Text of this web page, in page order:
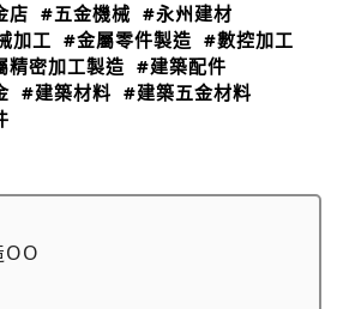
店 #五金機械 #永州建材
加工 #金屬零件製造 #數控加工
精密加工製造 #建築配件
#建築材料 #建築五金材料
OO